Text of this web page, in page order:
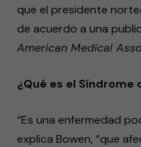
que el presidente
de acuerdo a una
American Medical
¿Qué es el Síndrome
“Es una enfermedad
explica Bowen, “que